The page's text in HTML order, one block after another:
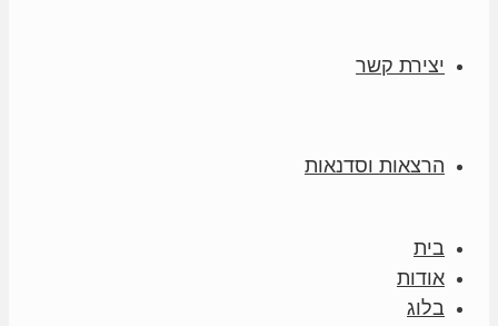
יצירת קשר
הרצאות וסדנאות
בית
אודות
בלוג